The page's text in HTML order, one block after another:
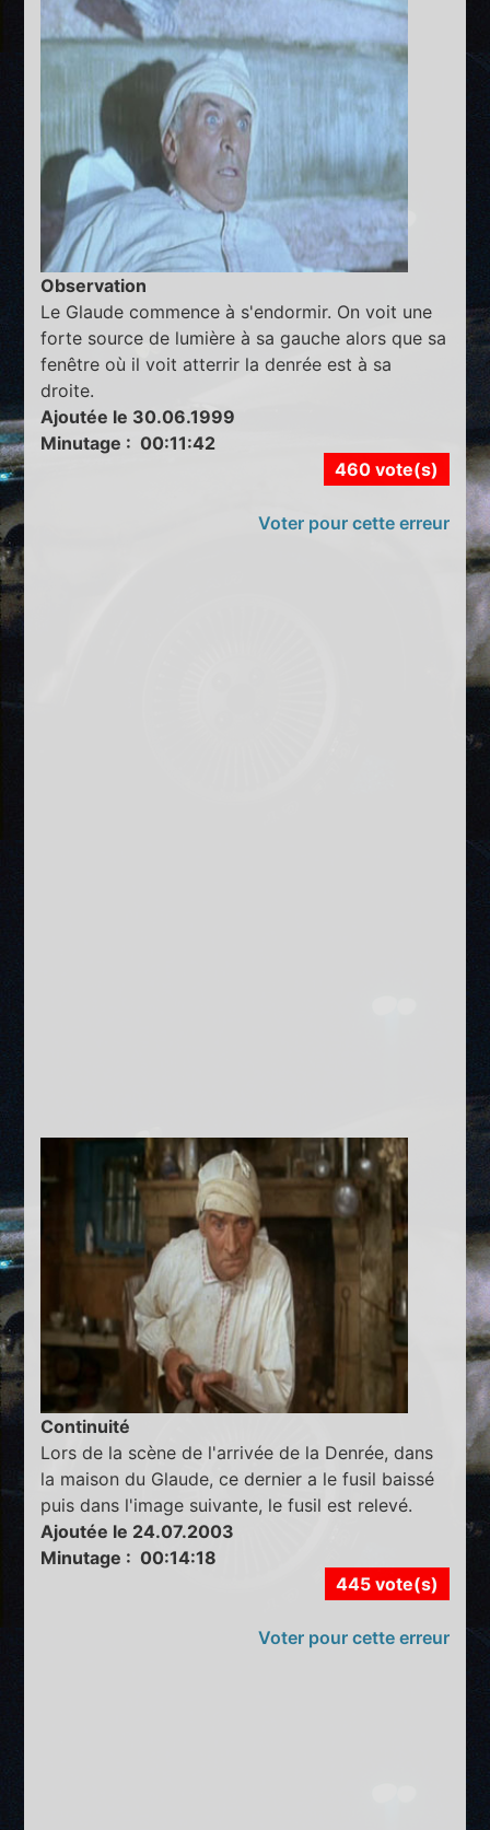
Observation
Le Glaude commence à s'endormir. On voit une
forte source de lumière à sa gauche alors que sa
fenêtre où il voit atterrir la denrée est à sa
droite.
Ajoutée le 30.06.1999
Minutage : 00:11:42
460 vote(s)
Voter pour cette erreur
Continuité
Lors de la scène de l'arrivée de la Denrée, dans
la maison du Glaude, ce dernier a le fusil baissé
puis dans l'image suivante, le fusil est relevé.
Ajoutée le 24.07.2003
Minutage : 00:14:18
445 vote(s)
Voter pour cette erreur